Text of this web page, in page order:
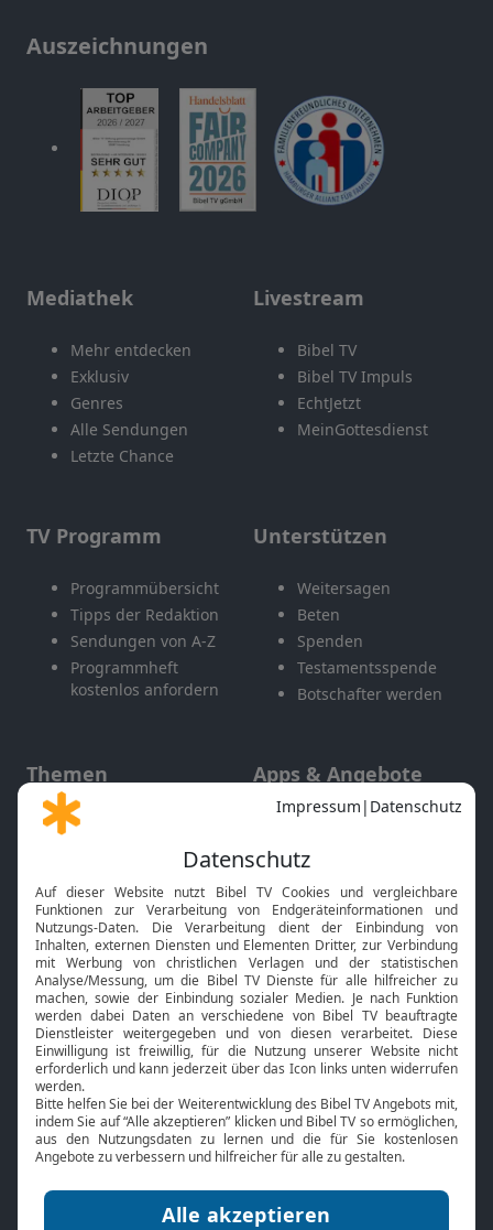
Auszeichnungen
Mediathek
Mehr entdecken
Exklusiv
Genres
Alle Sendungen
Letzte Chance
Livestream
Bibel TV
Bibel TV Impuls
EchtJetzt
MeinGottesdienst
TV Programm
Programmübersicht
Tipps der Redaktion
Sendungen von A-Z
Programmheft
kostenlos anfordern
Unterstützen
Weitersagen
Beten
Spenden
Testamentsspende
Botschafter werden
Themen
Gott und Bibel erklärt
Neuigkeiten
Apps & Angebote
Mobile App
Smart TV
HbbTV
Bibelthek Online-Bibel
Nächster Gottesdienst
Bibel TV
Über uns
Jobs
Mediadaten
Service
Kontakt
TV-Empfang